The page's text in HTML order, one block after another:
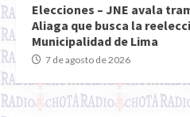
Elecciones – JNE avala
Aliaga que busca la
Municipalidad de Lima
7 de agosto de 2026